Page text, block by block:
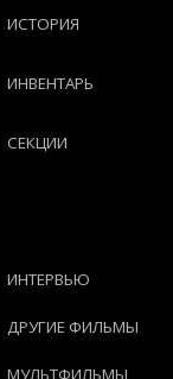
ИСТОРИЯ
ИНВЕНТАРЬ
СЕКЦИИ
ИНТЕРВЬЮ
ДРУГИЕ ФИЛЬМЫ
МУЛЬТФИЛЬМЫ